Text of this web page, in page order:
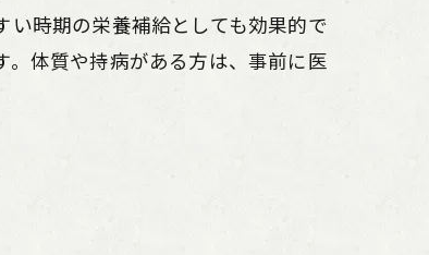
時期の栄養補給としても効果的で
体質や持病がある方は、事前に医